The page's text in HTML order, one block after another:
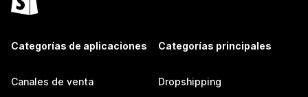
Categorías de aplicaciones
Canales de venta
Categorías principales
Dropshipping